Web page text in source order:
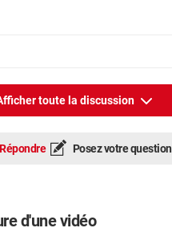
toute la discussion
Répondre Posez votre question
d'une vidéo